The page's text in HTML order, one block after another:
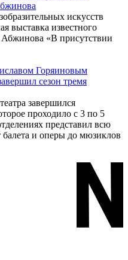
искусств
выставка известного
Абжинова «В присутствии
сезон тремя
завершился
проходило с 3 по 5
представил всю
и оперы до мюзиклов